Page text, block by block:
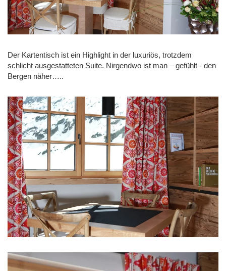
Der Kartentisch ist ein Highlight in der luxuriös, trotzdem
schlicht ausgestatteten Suite. Nirgendwo ist man – gefühlt - den
Bergen näher…..